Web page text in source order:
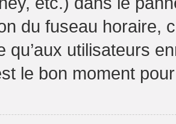
du fuseau horaire,
qu’aux utilisateurs
le bon moment